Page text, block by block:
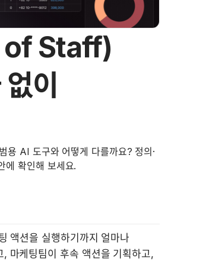
of Staff)
이
AI 도구와 어떻게 다를까요? 정의·
에 확인해 보세요.
액션을 실행하기까지 얼마나
마케팅팀이 후속 액션을 기획하고,